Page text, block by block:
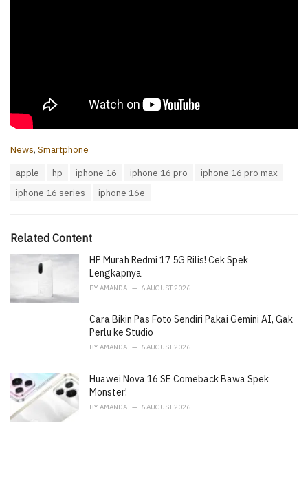
C
i
News, Smartphone
apple hp iphone 16 iphone 16 pro
iphone 16 pro max
iphone 16 series
iphone 16e
Related Content
HP Murah Redmi 17 5G Rilis! Cek Spek
Lengkapnya
BY AMANDA 6 AUGUST 2026
Cara Bikin Pas Foto Sendiri Pakai Gemini AI, Gak
Perlu ke Studio
BY AMANDA 6 AUGUST 2026
Huawei Nova 16 SE Comeback Bawa Spek
Monster!
BY AMANDA 6 AUGUST 2026